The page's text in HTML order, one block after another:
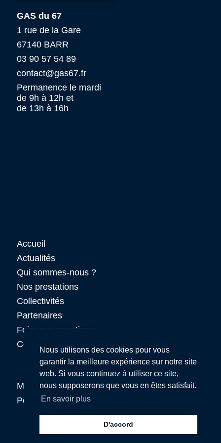
GAS du 67
1 rue de la Gare
67140 BARR
03 90 57 54 89
contact@gas67.fr
Permanence le mardi
de 9h à 12h et
de 13h à 16h
Accueil
Actualités
Qui sommes-nous ?
Nos prestations
Collectivités
Partenaires
Foire aux questions
Contact
Mentions légales
Politique de confidentialité
Nous utilisons des cookies pour vous
garantir la meilleure expérience sur notre site
web. Si vous continuez à utiliser ce site,
nous supposerons que vous en êtes satisfait.
En savoir plus
D'accord